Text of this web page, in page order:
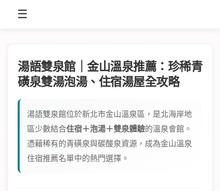
☰
湯語雙泉館｜金山溫泉推薦：珍稀青
磺泉雙湯泡湯、住宿湯屋全攻略
湯語雙泉館位於新北市金山溫泉區，是北海岸地
區少數結合住宿＋泡湯＋雙泉體驗的溫泉會館。
憑藉稀有的青磺泉與碳酸泉資源，成為金山溫泉
住宿推薦名單中的熱門選擇。